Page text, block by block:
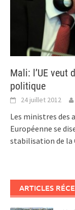
Mali: l’UE veut
politique
24 juillet 2012
Les ministres des
Européenne se
stabilisation de la
ARTICLES